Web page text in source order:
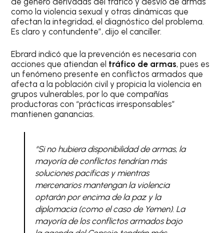
como la violencia sexual y otras dinámicas que
afectan la integridad, el diagnóstico del problema.
Es claro y contundente”, dijo el canciller.
Ebrard indicó que la prevención es necesaria con
acciones que atiendan el tráfico de armas, pues es
un fenómeno presente en conflictos armados que
afecta a la población civil y propicia la violencia en
grupos vulnerables, por lo que compañías
productoras con “prácticas irresponsables”
mantienen ganancias.
“Si no hubiera disponibilidad de armas, la
mayoría de conflictos tendrían más
soluciones pacíficas y mientras
mercenarios mantengan la violencia
optarán por encima de la paz y la
diplomacia (como el caso de Yemen). La
mayoría de los conflictos armados bajo